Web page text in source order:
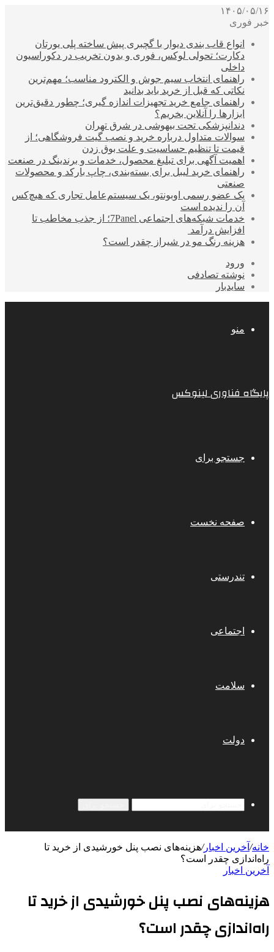
۱۴۰۵/۰۵/۱۶
خبر فوری
انواع قاب بندی دیوار با گچبری پیش ساخته پلی یورتان
دکارت؛ تحولی لوکس، فوری و بدون تخریب در دکوراسیون
داخلی
راهنمای انتخاب سیم جوش و الکترود مناسب؛ مهم‌ترین
نکاتی که قبل از خرید باید بدانید
راهنمای جامع خرید تجهیزات اندازه گیری؛ چطور دقیق‌ترین
ابزارها را آنلاین بخریم؟
دندانپزشکی تحت بیهوشی در شرق تهران
سوالات متداول درباره خرید و نصب گیت فروشگاهی؛ از
قیمت تا تنظیم حساسیت و علت بوق زدن
اهمیت آگهی برای تبلیغ محصول، خدمات و برندینگ در صنعت
راهنمای خرید لیبل برای بسته‌بندی، چاپ بارکد و محصولات
صنعتی
یک عضو رسمی اوبونتو، یک سیستم‌عامل تجاری که هیچ‌کس
آن را ندیده است
خدمات شبکه‌های اجتماعی 7Panel؛ از جذب مخاطب تا
افزایش درآمد
هزینه رنگ مو در شیراز چقدر است؟
ورود
نوشته تصادفی
سایدبار
منو
پایگاه فناوری لینوکس
جستجو برای
صفحه نخست
تندرستی
اجتماعی
سلامت
دولت
خانه/ آخرین اخبار/هزینه‌های نصب پنل خورشیدی از خرید تا
راه‌اندازی چقدر است؟
آخرین اخبار
هزینه‌های نصب پنل خورشیدی از خرید تا
راه‌اندازی چقدر است؟